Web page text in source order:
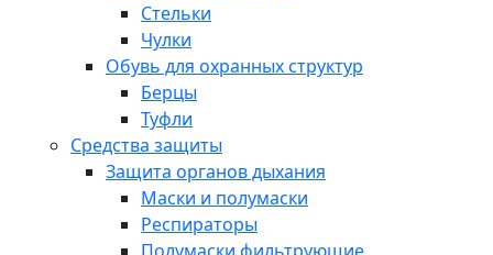
Стельки
Чулки
Обувь для охранных структур
Берцы
Туфли
Средства защиты
Защита органов дыхания
Маски и полумаски
Респираторы